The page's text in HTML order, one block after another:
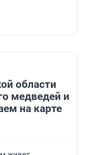
области
медведей и
на карте